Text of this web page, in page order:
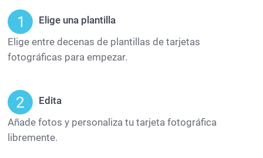
Elige una plantilla
Elige entre decenas de plantillas de tarjetas
fotográficas para empezar.
Edita
Añade fotos y personaliza tu tarjeta fotográfica
libremente.